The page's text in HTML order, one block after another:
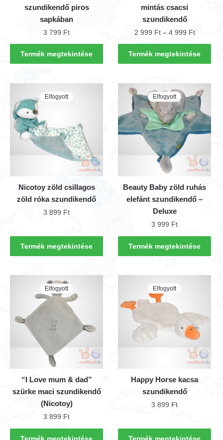
szundikendő piros
sapkában
3 799 Ft
Termék megtekintése
mintás csacsi
szundikendő
2 999 Ft – 4 999 Ft
2
999 Ft
-
Termék megtekintése
Ennek
a
variációja
van.
A
változatok
a
termékoldalon
választhatók
Elfogyott
Nicotoy zöld csillagos
zöld róka szundikendő
3 899 Ft
Termék megtekintése
Elfogyott
Beauty Baby zöld ruhás
elefánt szundikendő –
Deluxe
3 999 Ft
Termék megtekintése
Elfogyott
“I Love mum & dad”
szürke maci szundikendő
(Nicotoy)
3 899 Ft
Elfogyott
Happy Horse kacsa
szundikendő
3 899 Ft